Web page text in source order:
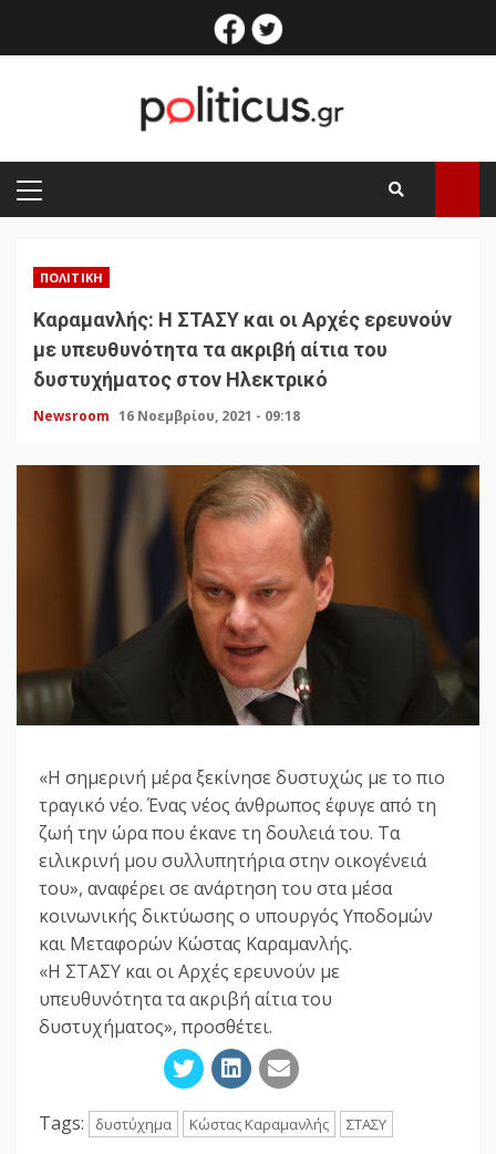
facebook
PRIMARY
MENU
ΠΟΛΙΤΙΚΉ
Καραμανλής: Η ΣΤΑΣΥ και οι Αρχές ερευνούν
με υπευθυνότητα τα ακριβή αίτια του
δυστυχήματος στον Ηλεκτρικό
Newsroom 16 Νοεμβρίου, 2021 - 09:18
«Η σημερινή μέρα ξεκίνησε δυστυχώς με το πιο
τραγικό νέο. Ένας νέος άνθρωπος έφυγε από τη
ζωή την ώρα που έκανε τη δουλειά του. Τα
ειλικρινή μου συλλυπητήρια στην οικογένειά
του», αναφέρει σε ανάρτηση του στα μέσα
κοινωνικής δικτύωσης ο υπουργός Υποδομών
και Μεταφορών Κώστας Καραμανλής.
«Η ΣΤΑΣΥ και οι Αρχές ερευνούν με
υπευθυνότητα τα ακριβή αίτια του
δυστυχήματος», προσθέτει.
Tags: δυστύχημα Κώστας Καραμανλής ΣΤΑΣΥ